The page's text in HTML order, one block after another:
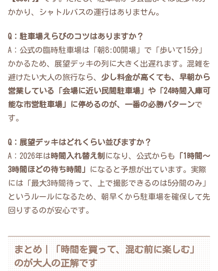
かかり、シャトルバスの運行はありません。
Q：駐車場えらびのコツはありますか？
A：公式の臨時駐車場は「朝8:00開場」で「歩いて15分」
かかるため、展望デッキの列に大きく出遅れます。混雑を
避けたい大人の旅行なら、 少し料金が高くても、早朝から
営業している「会場に近い民間駐車場」や「24時間入庫可
能な市営駐車場」に停めるのが、一番の必勝パターンで
す。
Q：展望デッキはどれくらい並びますか？
A：2026年は時間入れ替え制 になり、公式からも
「1時間〜
3時間ほどの待ち時間」
になると予想が出ています。実際
には「最大3時間待って、上で撮影できるのは5分間のみ」
というルールになるため、朝早くから駐車場を確保して先
回りするのが安心です。
まとめ｜「時間を買って、混む前に楽しむ」
のが大人の正解です